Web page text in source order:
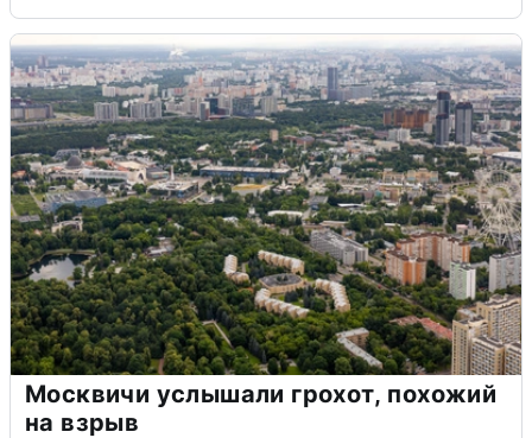
Москвичи услышали грохот, похожий
на взрыв